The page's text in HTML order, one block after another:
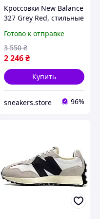
Кроссовки New Balance
327 Grey Red, стильные
кроссовки для города
Нью Баланс 327 легкие
спортивные тренд
Готово к отправке
2 246₴
3 550 ₴
Купить
sneakers.store 96%